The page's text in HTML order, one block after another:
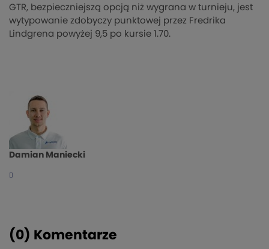
GTR, bezpieczniejszą opcją niż wygrana w turnieju, jest
wytypowanie zdobyczy punktowej przez Fredrika
Lindgrena powyżej 9,5 po kursie 1.70.
Damian Maniecki
(0) Komentarze